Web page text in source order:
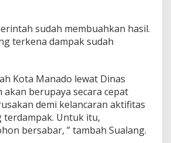
sudah membuahkan hasil.
terkena dampak sudah
Kota Manado lewat Dinas
akan berupaya secara cepat
demi kelancaran aktifitas
terdampak. Untuk itu,
bersabar, ” tambah Sualang.